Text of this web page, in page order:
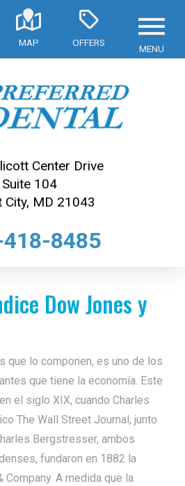
MAP OFFERS
MENU
Center Drive
Suite 104
City, MD 21043
8485
Dow Jones y
que lo componen, es uno de los
que tiene la economía. Este
el siglo XIX, cuando Charles
The Wall Street Journal, junto
Bergstresser, ambos
fundaron en 1882 la
A medida que la